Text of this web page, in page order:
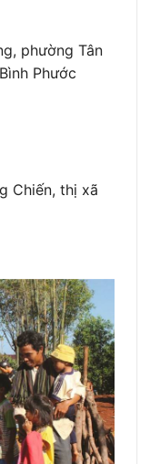
phường Tân
Phước
Chiến, thị xã